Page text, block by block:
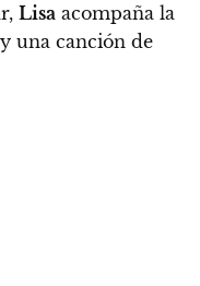
Lisa acompaña la
una canción de